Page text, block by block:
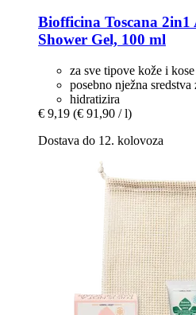
Biofficina Toscana 2in1
Shower Gel, 100 ml
za sve tipove kože i kose
posebno nježna sredstva
hidratizira
€ 9,19 (€ 91,90 / l)
Dostava do 12. kolovoza